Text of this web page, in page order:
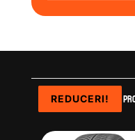
REDUCERI!
REDUCERI!
REDUCERI!
REDUCERI!